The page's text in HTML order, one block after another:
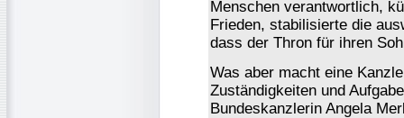
Menschen verantwortlich,
Frieden, stabilisierte die
dass der Thron für ihren
Was aber macht eine
Zuständigkeiten und
Bundeskanzlerin Angela